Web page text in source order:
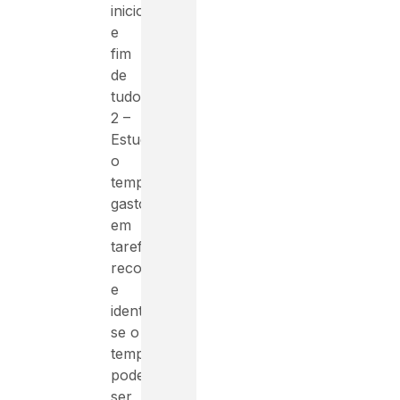
inicio
e
fim
de
tudo.
2 –
Estude
o
tempo
gasto
em
tarefas
recorrentes
e
identifique
se o
tempo
poder